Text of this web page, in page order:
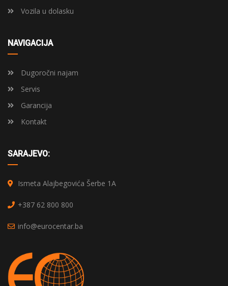
Vozila u dolasku
NAVIGACIJA
Dugoročni najam
Servis
Garancija
Kontakt
SARAJEVO:
Ismeta Alajbegovića Šerbe 1A
+387 62 800 800
info@eurocentar.ba